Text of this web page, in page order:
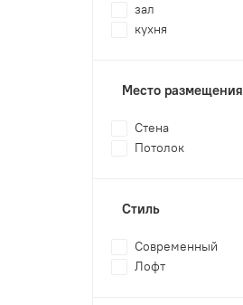
зал
кухня
Место размещения
Стена
Потолок
Стиль
Современный
Лофт